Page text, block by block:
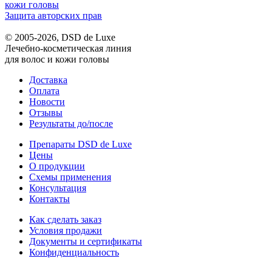
Защита авторских прав
© 2005-2026, DSD de Luxe
Лечебно-косметическая линия
для волос и кожи головы
Доставка
Оплата
Новости
Отзывы
Результаты до/после
Препараты DSD de Luxe
Цены
О продукции
Схемы применения
Консультация
Контакты
Как сделать заказ
Условия продажи
Документы и сертификаты
Конфиденциальность